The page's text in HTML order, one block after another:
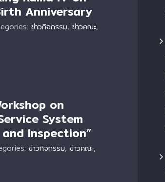
Anniversary
ข่าวกิจกรรม, ข่าวคณะ,
on
System
Inspection”
ข่าวกิจกรรม, ข่าวคณะ,